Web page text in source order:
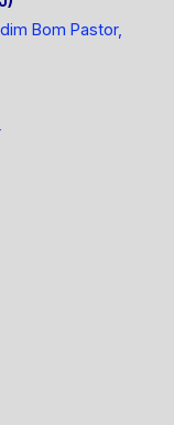
Bom Pastor,